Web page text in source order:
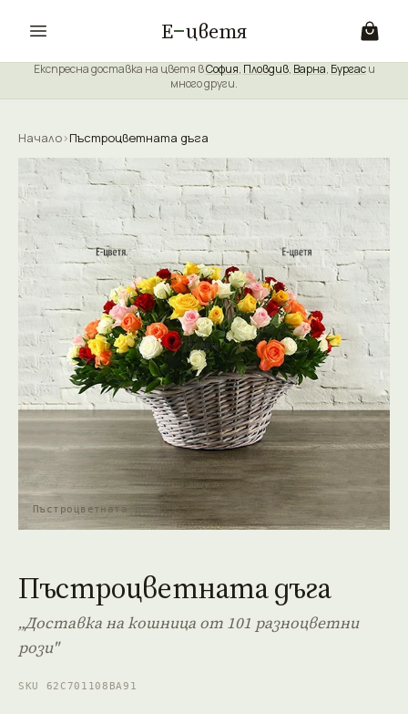
Е цветя
Експресна доставка на цветя вСофия, Пловдив, Варна, Бургаси
много други.
Начало›Пъстроцветната дъга
Пъстроцветната дъга
Пъстроцветната дъга
„Доставка на кошница от 101 разноцветни
рози"
SKU 62C701108BA91